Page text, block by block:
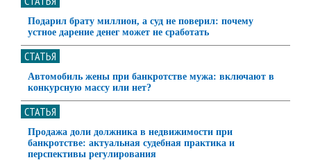
Подарил брату миллион, а суд не поверил: почему
устное дарение денег может не сработать
СТАТЬЯ
Автомобиль жены при банкротстве мужа: включают в
конкурсную массу или нет?
СТАТЬЯ
Продажа доли должника в недвижимости при
банкротстве: актуальная судебная практика и
перспективы регулирования